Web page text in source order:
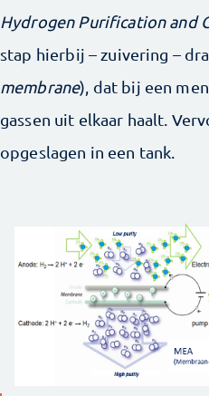
Hydrogen Purification and
stap hierbij – zuivering –
membrane), dat bij een
gassen uit elkaar haalt.
opgeslagen in een tank.